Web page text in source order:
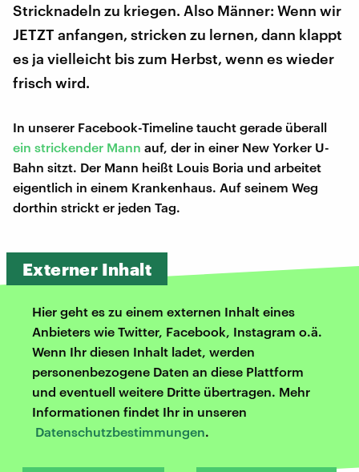
Stricknadeln zu kriegen. Also Männer: Wenn wir
JETZT anfangen, stricken zu lernen, dann klappt
es ja vielleicht bis zum Herbst, wenn es wieder
frisch wird.
In unserer Facebook-Timeline taucht gerade überall
ein strickender Mann auf, der in einer New Yorker U-
Bahn sitzt. Der Mann heißt Louis Boria und arbeitet
eigentlich in einem Krankenhaus. Auf seinem Weg
dorthin strickt er jeden Tag.
Externer Inhalt
Hier geht es zu einem externen Inhalt eines
Anbieters wie Twitter, Facebook, Instagram o.ä.
Wenn Ihr diesen Inhalt ladet, werden
personenbezogene Daten an diese Plattform
und eventuell weitere Dritte übertragen. Mehr
Informationen findet Ihr in unseren
Datenschutzbestimmungen.